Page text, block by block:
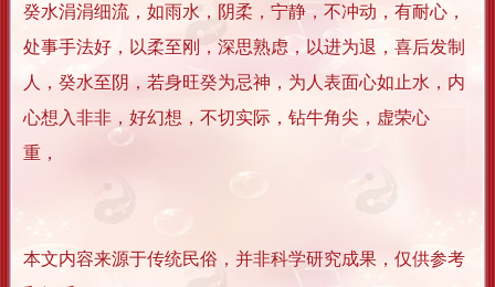
癸水涓涓细流，如雨水，阴柔，宁静，不冲动，有耐心，
处事手法好，以柔至刚，深思熟虑，以进为退，喜后发制
人，癸水至阴，若身旺癸为忌神，为人表面心如止水，内
心想入非非，好幻想，不切实际，钻牛角尖，虚荣心
重，
本文内容来源于传统民俗，并非科学研究成果，仅供参考